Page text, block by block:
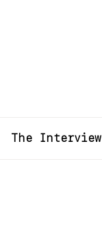
The Interview